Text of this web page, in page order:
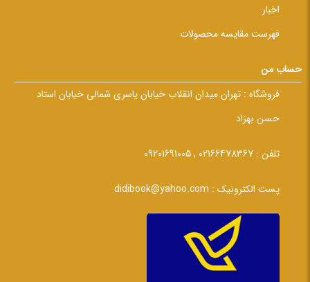
اخبار
فهرست مقایسه محصولات
حساب من
فروشگاه : تهران میدان انقلاب خیابان یاسری شمالی خیابان استاد
حسن بهزاد
تلفن : 02166478367 , 09201691005
پست الکترونیک : didibook@yahoo.com